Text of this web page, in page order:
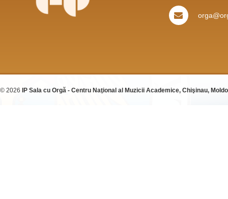
© 2026 IP Sala cu Orgă - Centru Naţional al Muzicii Academice, Chişinau,